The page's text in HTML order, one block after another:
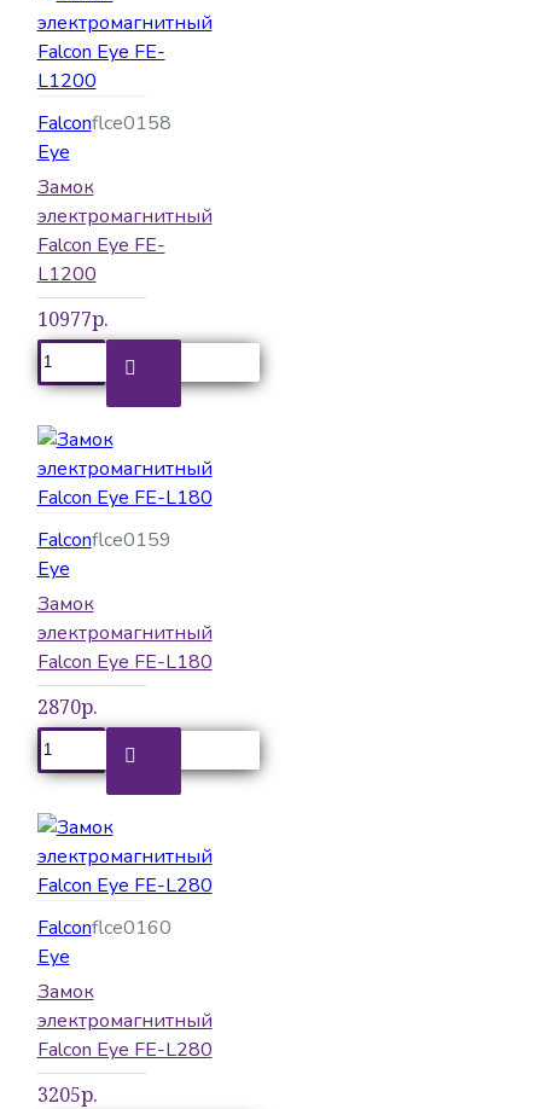
Falcon
Eye
flce0158
Замок
электромагнитный
Falcon Eye FE-
L1200
10977р.
Falcon
Eye
flce0159
Замок
электромагнитный
Falcon Eye FE-L180
2870р.
Falcon
Eye
flce0160
Замок
электромагнитный
Falcon Eye FE-L280
3205р.